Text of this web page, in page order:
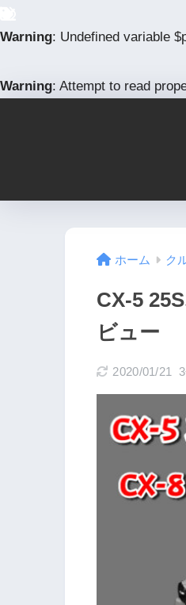
Warning: Undefined variable
Warning: Attempt to read
ホーム ク
CX-5
ビュー
2020/01/21